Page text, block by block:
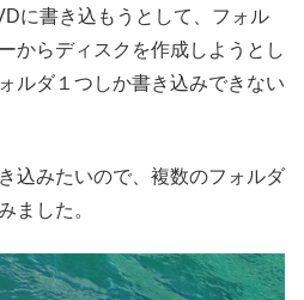
に書き込もうとして、フォル
からディスクを作成しようとし
ルダ１つしか書き込みできない
込みたいので、複数のフォルダ
ました。